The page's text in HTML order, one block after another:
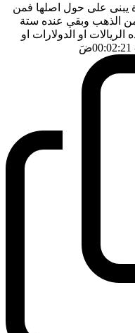
يبنى على حول اصلها فمن
من الذهب وبقي عنده ستة
الريالات او الدولارات او
- ضَ